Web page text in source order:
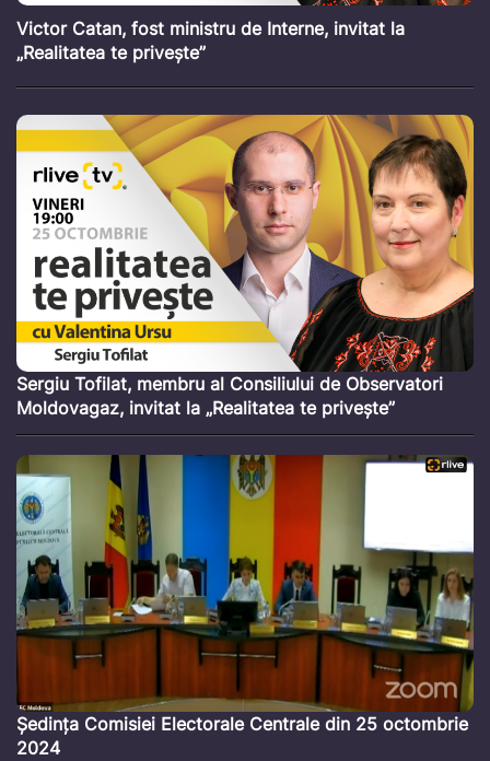
Victor Catan, fost ministru de Interne, invitat la
„Realitatea te privește”
Sergiu Tofilat, membru al Consiliului de Observatori
Moldovagaz, invitat la „Realitatea te privește”
Ședința Comisiei Electorale Centrale din 25 octombrie
2024